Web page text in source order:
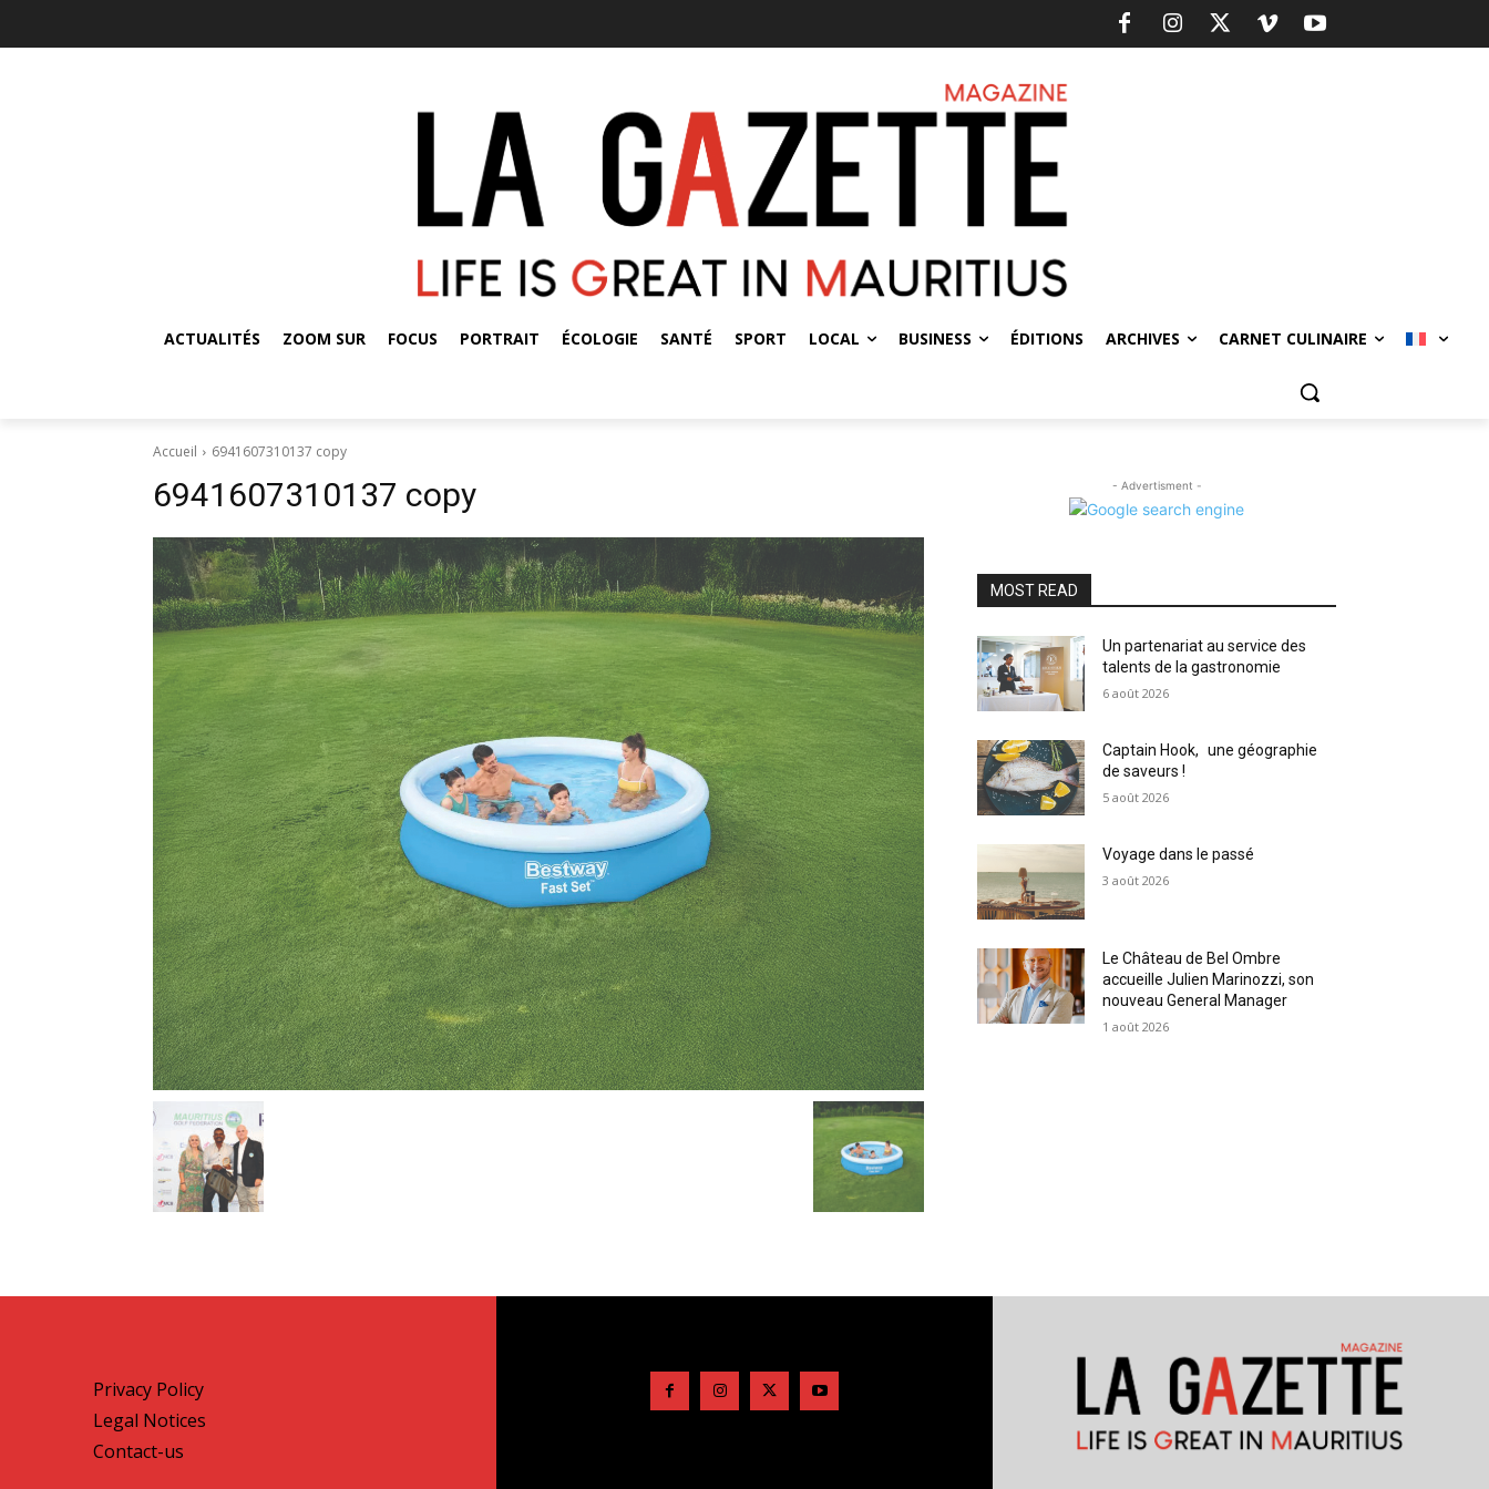
ACTUALITÉS ZOOM SUR FOCUS PORTRAIT ÉCOLOGIE SANTÉ SPORT LOCAL BUSINESS ÉDITIONS ARCHIVES CARNET CULINAIRE
Accueil 6941607310137 copy
6941607310137 copy - Advertisment -
MOST READ
Un partenariat au service des
talents de la gastronomie
6 août 2026
Captain Hook, une géographie
de saveurs !
5 août 2026
Voyage dans le passé
3 août 2026
Le Château de Bel Ombre
accueille Julien Marinozzi, son
nouveau General Manager
1 août 2026
Privacy Policy
Legal Notices
Contact-us